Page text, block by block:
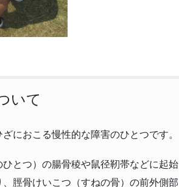
いて
におこる慢性的な障害のひとつです。
とつ）の腸骨稜や鼠径靭帯などに起始
脛骨けいこつ（すねの骨）の前外側部